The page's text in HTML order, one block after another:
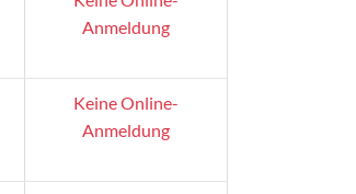
Anmeldung
Keine Online-
Anmeldung